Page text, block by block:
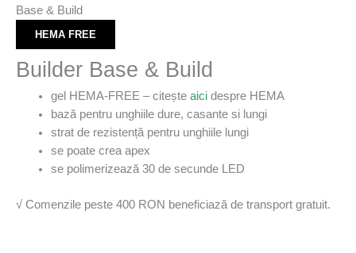
Base & Build
HEMA FREE
Builder Base & Build
gel HEMA-FREE – citește aicidespre HEMA
bază pentru unghiile dure, casante si lungi
strat de rezistență pentru unghiile lungi
se poate crea apex
se polimerizează 30 de secunde LED
√ Comenzile peste 400 RON beneficiază de transport gratuit.